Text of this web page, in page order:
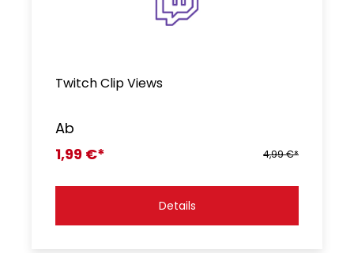
Twitch Clip Views
Ab
1,99 €*
4,99 €*
Details